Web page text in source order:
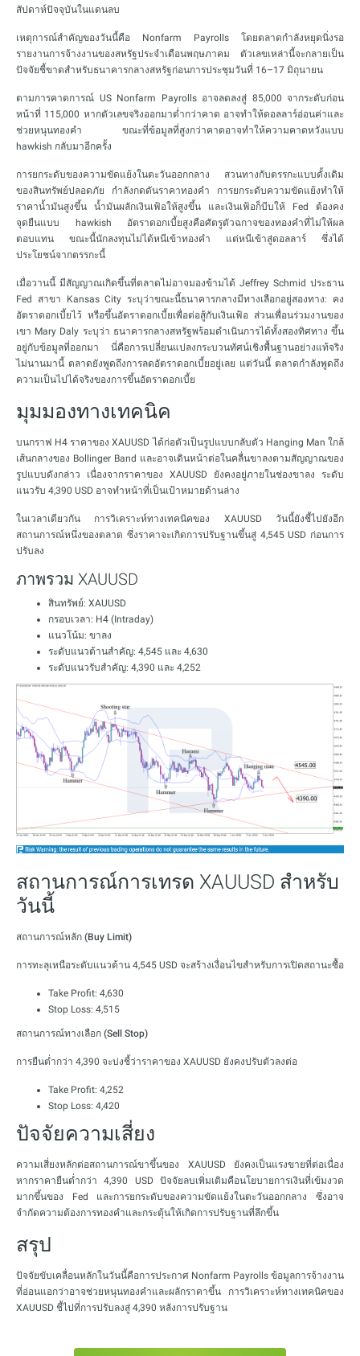
สัปดาห์ปัจจุบันในแดนลบ
เหตุการณ์สำคัญของวันนี้คือ Nonfarm Payrolls โดยตลาดกำลังหยุดนิ่งรอ
รายงานการจ้างงานของสหรัฐประจำเดือนพฤษภาคม ตัวเลขเหล่านี้จะกลายเป็น
ปัจจัยชี้ขาดสำหรับธนาคารกลางสหรัฐก่อนการประชุมวันที่ 16–17 มิถุนายน
ตามการคาดการณ์ US Nonfarm Payrolls อาจลดลงสู่ 85,000 จากระดับก่อน
หน้าที่ 115,000 หากตัวเลขจริงออกมาต่ำกว่าคาด อาจทำให้ดอลลาร์อ่อนค่าและ
ช่วยหนุนทองคำ ขณะที่ข้อมูลที่สูงกว่าคาดอาจทำให้ความคาดหวังแบบ
hawkish กลับมาอีกครั้ง
การยกระดับของความขัดแย้งในตะวันออกกลาง สวนทางกับตรรกะแบบดั้งเดิม
ของสินทรัพย์ปลอดภัย กำลังกดดันราคาทองคำ การยกระดับความขัดแย้งทำให้
ราคาน้ำมันสูงขึ้น น้ำมันผลักเงินเฟ้อให้สูงขึ้น และเงินเฟ้อก็บีบให้ Fed ต้องคง
จุดยืนแบบ hawkish อัตราดอกเบี้ยสูงคือศัตรูตัวฉกาจของทองคำที่ไม่ให้ผล
ตอบแทน ขณะนี้นักลงทุนไม่ได้หนีเข้าทองคำ แต่หนีเข้าสู่ดอลลาร์ ซึ่งได้
ประโยชน์จากตรรกะนี้
เมื่อวานนี้ มีสัญญาณเกิดขึ้นที่ตลาดไม่อาจมองข้ามได้ Jeffrey Schmid ประธาน
Fed สาขา Kansas City ระบุว่าขณะนี้ธนาคารกลางมีทางเลือกอยู่สองทาง: คง
อัตราดอกเบี้ยไว้ หรือขึ้นอัตราดอกเบี้ยเพื่อต่อสู้กับเงินเฟ้อ ส่วนเพื่อนร่วมงานของ
เขา Mary Daly ระบุว่า ธนาคารกลางสหรัฐพร้อมดำเนินการได้ทั้งสองทิศทาง ขึ้น
อยู่กับข้อมูลที่ออกมา นี่คือการเปลี่ยนแปลงกระบวนทัศน์เชิงพื้นฐานอย่างแท้จริง
ไม่นานมานี้ ตลาดยังพูดถึงการลดอัตราดอกเบี้ยอยู่เลย แต่วันนี้ ตลาดกำลังพูดถึง
ความเป็นไปได้จริงของการขึ้นอัตราดอกเบี้ย
มุมมองทางเทคนิค
บนกราฟ H4 ราคาของ XAUUSD ได้ก่อตัวเป็นรูปแบบกลับตัว Hanging Man ใกล้
เส้นกลางของ Bollinger Band และอาจเดินหน้าต่อในคลื่นขาลงตามสัญญาณของ
รูปแบบดังกล่าว เนื่องจากราคาของ XAUUSD ยังคงอยู่ภายในช่องขาลง ระดับ
แนวรับ 4,390 USD อาจทำหน้าที่เป็นเป้าหมายด้านล่าง
ในเวลาเดียวกัน การวิเคราะห์ทางเทคนิคของ XAUUSD วันนี้ยังชี้ไปยังอีก
สถานการณ์หนึ่งของตลาด ซึ่งราคาจะเกิดการปรับฐานขึ้นสู่ 4,545 USD ก่อนการ
ปรับลง
ภาพรวม XAUUSD
สินทรัพย์: XAUUSD
กรอบเวลา: H4 (Intraday)
แนวโน้ม: ขาลง
ระดับแนวต้านสำคัญ: 4,545 และ 4,630
ระดับแนวรับสำคัญ: 4,390 และ 4,252
สถานการณ์การเทรด XAUUSD สำหรับ
วันนี้
สถานการณ์หลัก (Buy Limit)
การทะลุเหนือระดับแนวต้าน 4,545 USD จะสร้างเงื่อนไขสำหรับการเปิดสถานะซื้อ
Take Profit: 4,630
Stop Loss: 4,515
สถานการณ์ทางเลือก (Sell Stop)
การยืนต่ำกว่า 4,390 จะบ่งชี้ว่าราคาของ XAUUSD ยังคงปรับตัวลงต่อ
Take Profit: 4,252
Stop Loss: 4,420
ปัจจัยความเสี่ยง
ความเสี่ยงหลักต่อสถานการณ์ขาขึ้นของ XAUUSD ยังคงเป็นแรงขายที่ต่อเนื่อง
หากราคายืนต่ำกว่า 4,390 USD ปัจจัยลบเพิ่มเติมคือนโยบายการเงินที่เข้มงวด
มากขึ้นของ Fed และการยกระดับของความขัดแย้งในตะวันออกกลาง ซึ่งอาจ
จำกัดความต้องการทองคำและกระตุ้นให้เกิดการปรับฐานที่ลึกขึ้น
สรุป
ปัจจัยขับเคลื่อนหลักในวันนี้คือการประกาศ Nonfarm Payrolls ข้อมูลการจ้างงาน
ที่อ่อนแอกว่าอาจช่วยหนุนทองคำและผลักราคาขึ้น การวิเคราะห์ทางเทคนิคของ
XAUUSD ชี้ไปที่การปรับลงสู่ 4,390 หลังการปรับฐาน